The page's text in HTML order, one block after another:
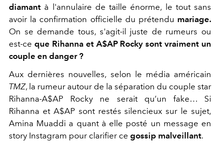
diamant à l'annulaire de taille énorme, le tout sans
avoir la confirmation officielle du prétendu mariage.
On se demande tous, s'agit-il juste de rumeurs ou
est-ce que Rihanna et A$AP Rocky sont vraiment un
couple en danger ?
Aux dernières nouvelles, selon le média américain
TMZ, la rumeur autour de la séparation du couple star
Rihanna-A$AP Rocky ne serait qu’un fake… Si
Rihanna et A$AP sont restés silencieux sur le sujet,
Amina Muaddi a quant à elle posté un message en
story Instagram pour clarifier ce gossip malveillant.